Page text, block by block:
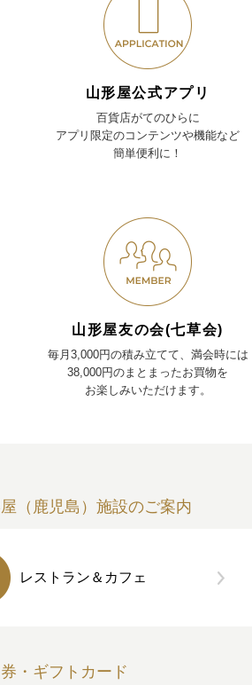
山形屋公式アプリ
百貨店がてのひらに
アプリ限定のコンテンツや機能など
簡単便利に！
山形屋友の会(七草会)
毎月3,000円の積み立てて、満会時には
38,000円のまとまったお買物を
お楽しみいただけます。
（鹿児島）施設のご案内
レストラン＆カフェ
・ギフトカード